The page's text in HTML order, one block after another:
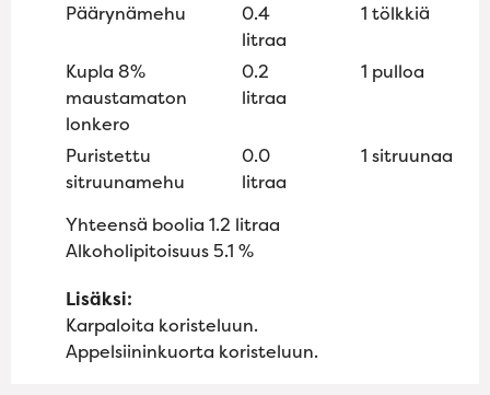
Päärynämehu
0.4
litraa
1 tölkkiä
Kupla 8%
maustamaton
lonkero
0.2
litraa
1 pulloa
Puristettu
sitruunamehu
0.0
litraa
1 sitruunaa
Yhteensä boolia 1.2 litraa
Alkoholipitoisuus 5.1 %
Lisäksi:
Karpaloita koristeluun.
Appelsiininkuorta koristeluun.